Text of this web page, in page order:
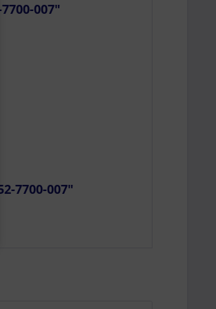
007"
7700-007"